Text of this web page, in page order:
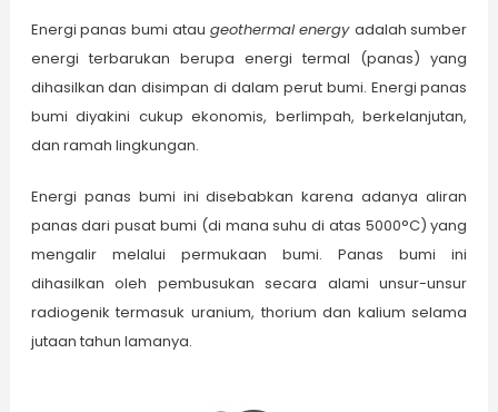
Energi panas bumi atau geothermal energy adalah sumber
energi terbarukan berupa energi termal (panas) yang
dihasilkan dan disimpan di dalam perut bumi. Energi panas
bumi diyakini cukup ekonomis, berlimpah, berkelanjutan,
dan ramah lingkungan.
Energi panas bumi ini disebabkan karena adanya aliran
panas dari pusat bumi (di mana suhu di atas 5000°C) yang
mengalir melalui permukaan bumi. Panas bumi ini
dihasilkan oleh pembusukan secara alami unsur-unsur
radiogenik termasuk uranium, thorium dan kalium selama
jutaan tahun lamanya.